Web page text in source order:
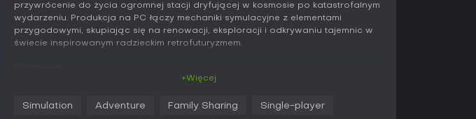
przywrócenie do życia ogromnej stacji dryfującej w kosmosie po katastrofalnym
wydarzeniu. Produkcja na PC łączy mechaniki symulacyjne z elementami
przygodowymi, skupiając się na renowacji, eksploracji i odkrywaniu tajemnic w
świecie inspirowanym radzieckim retrofuturyzmem.
W grze THE LIFT: Supernatural Handyman Simulator głównym zajęciem jest
badawczego. Za bazę służy mobilna winda, dzięki której przemieszczasz się
+Więcej
Simulation Adventure Family Sharing Single-player